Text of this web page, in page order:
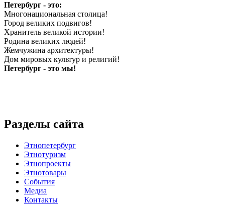
Петербург - это:
Многонациональная столица!
Город великих подвигов!
Хранитель великой истории!
Родина великих людей!
Жемчужина архитектуры!
Дом мировых культур и религий!
Петербург - это мы!
Разделы сайта
Этнопетербург
Этнотуризм
Этнопроекты
Этнотовары
События
Медиа
Контакты